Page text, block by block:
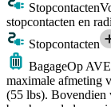
Stopcontacten
stopcontacten en
Stopcontacten
BagageOp
maximale afmeting
(55 lbs). Bovendien